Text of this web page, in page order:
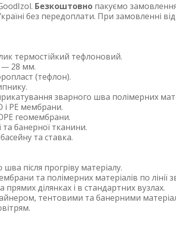
Безкоштовно пакуємо
без передоплати. При замовленні від
термостійкий тефлоновий.
— 28 мм.
(тефлон).
зварного шва полімерних
PE мембрани.
геомембрани.
банерної тканини.
та ставка.
після прогріву матеріалу.
та полімерних матеріалів по лінії
ділянках і в стандартних вузлах.
тентовими та банерними